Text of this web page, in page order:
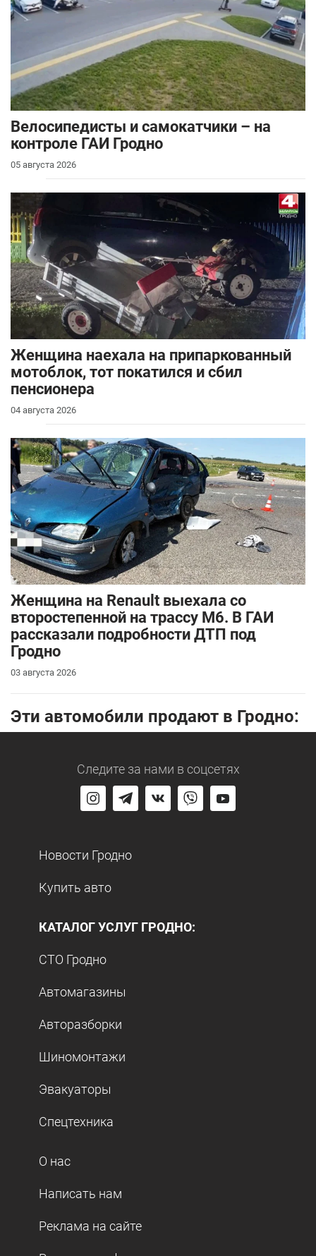
Велосипедисты и самокатчики – на
контроле ГАИ Гродно
05 августа 2026
Женщина наехала на припаркованный
мотоблок, тот покатился и сбил
пенсионера
04 августа 2026
Женщина на Renault выехала со
второстепенной на трассу М6. В ГАИ
рассказали подробности ДТП под
Гродно
03 августа 2026
Эти автомобили продают в Гродно:
Следите за нами в соцсетях
Новости Гродно
Купить авто
КАТАЛОГ УСЛУГ ГРОДНО:
СТО Гродно
Автомагазины
Авторазборки
Шиномонтажи
Эвакуаторы
Спецтехника
О нас
Написать нам
Реклама на сайте